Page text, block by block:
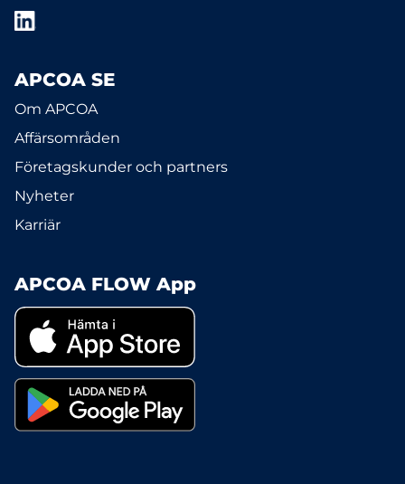
APCOA SE
Om APCOA
Affärsområden
Företagskunder och partners
Nyheter
Karriär
APCOA FLOW App